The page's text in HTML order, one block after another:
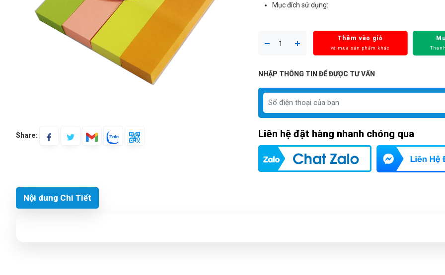
Share:
Mục đích sử dụng:
Thêm vào giỏ
và mua sản phẩm khác
NHẬP THÔNG TIN ĐỂ ĐƯỢC TƯ VẤN
Liên hệ đặt hàng nhanh chóng qua
Nội dung Chi Tiết